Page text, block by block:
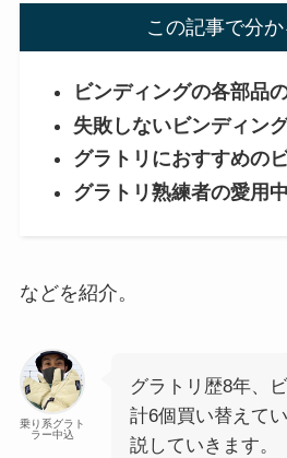
この記事で分か
ビンディングの各部品
失敗しないビンディン
グラトリにおすすめの
グラトリ熟練者の愛用
などを紹介。
乗り系グラト
ラー中込
グラトリ歴8年、
計6個買い替えて
説していきます。